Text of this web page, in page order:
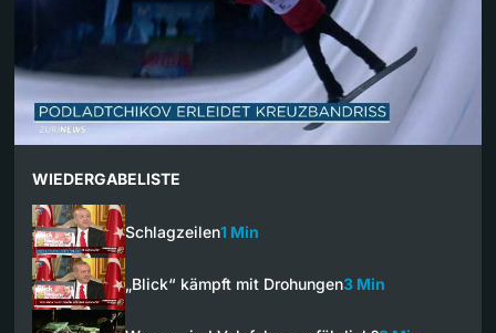
WIEDERGABELISTE
Schlagzeilen1 Min
„Blick“ kämpft mit Drohungen3 Min